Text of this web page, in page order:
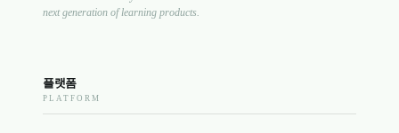
next generation of learning products.
플랫폼
PLATFORM